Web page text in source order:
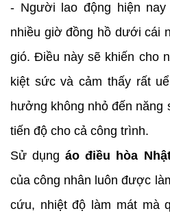
- Người lao động hiện
nhiều giờ đồng hồ dưới cái
gió. Điều này sẽ khiến cho
kiệt sức và cảm thấy rất
hưởng không nhỏ đến năng
tiến độ cho cả công trình.
Sử dụngáo điều hòa
của công nhân luôn được
cứu, nhiệt độ làm mát mà